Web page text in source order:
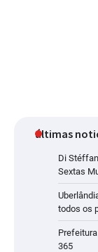
últimas
Di
Sextas
todos os
365